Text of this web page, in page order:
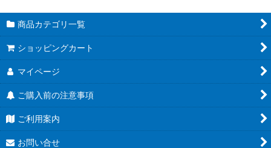
商品カテゴリ一覧
ショッピングカート
マイページ
ご購入前の注意事項
ご利用案内
お問い合せ